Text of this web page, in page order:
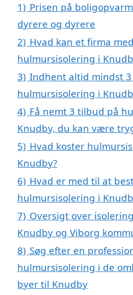
1) Prisen på
dyrere og dyrere
2) Hvad kan et firma
hulmursisolering i
3) Indhent altid mindst
hulmursisolering i
4) Få nemt 3 tilbud på
Knudby, du kan være
5) Hvad koster
Knudby?
6) Hvad er med til at
hulmursisolering i
7) Oversigt over
Knudby og Viborg
8) Søg efter en
hulmursisolering i de
byer til Knudby